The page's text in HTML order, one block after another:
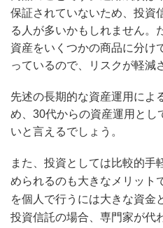
保証されていないため、投資
る人が多いかもしれません。
資産をいくつかの商品に分け
っているので、リスクが軽減
先述の長期的な資産運用によ
め、30代からの資産運用とし
いと言えるでしょう。
また、投資としては比較的手
められるのも大きなメリット
を個人で行うには大きな資金
投資信託の場合、専門家が代